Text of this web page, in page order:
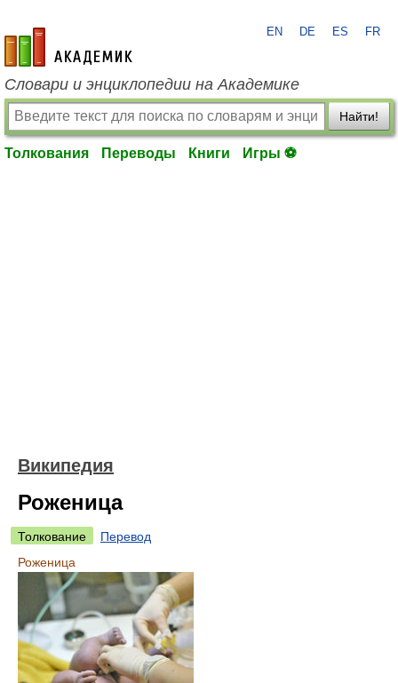
academic.ru
EN DE ES FR
Словари и энциклопедии на Академике
Найти!
Толкования Переводы Книги Игры ⚽
Википедия
Роженица
Толкование
Перевод
Роженица